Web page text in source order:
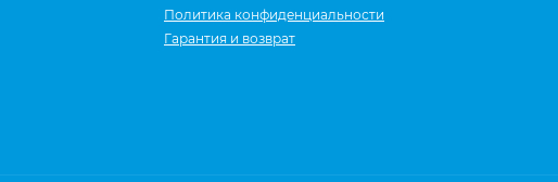
Политика конфиденциальности
Гарантия и возврат